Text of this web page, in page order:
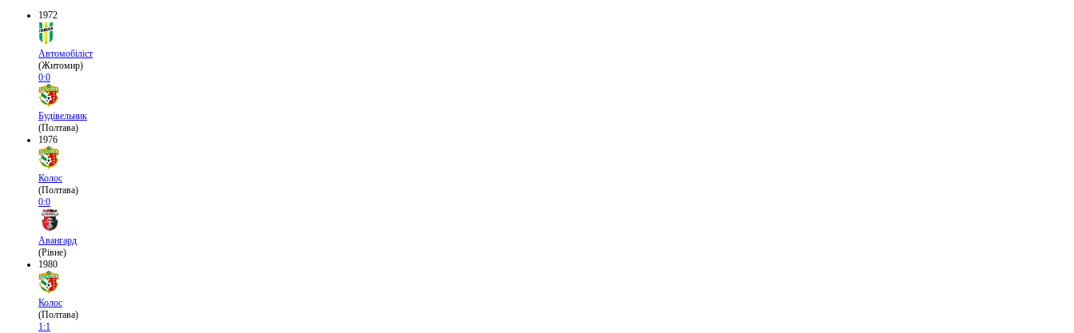
1972
Автомобіліст
(Житомир)
0:0
Будівельник
(Полтава)
1976
Колос
(Полтава)
0:0
Авангард
(Рівне)
1980
Колос
(Полтава)
1:1